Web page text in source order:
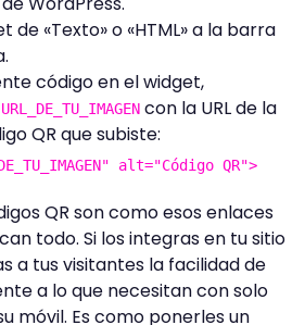
de «Texto» o «HTML» a la barra
código en el widget,
URL_DE_TU_IMAGEN con la URL de la
QR que subiste:
alt="Código QR">
QR son como esos enlaces
todo. Si los integras en tu sitio
a tus visitantes la facilidad de
a lo que necesitan con solo
móvil. Es como ponerles un